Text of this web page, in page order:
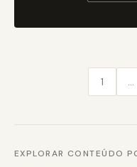
1 …
EXPLORAR CONTEÚDO